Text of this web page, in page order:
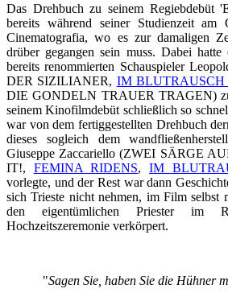
Das Drehbuch zu seinem Regiebdebüt
bereits während seiner Studienzeit am
Cinematografia, wo es zur damaligen
drüber gegangen sein muss. Dabei hatte
bereits renommierten Schauspieler
DER SIZILIANER, IM BLUTRAUSCH
DIE GONDELN TRAUER TRAGEN)
seinem Kinofilmdebüt schließlich so
war von dem fertiggestellten Drehbuch
dieses sogleich dem
Giuseppe Zaccariello (ZWEI SÄRGE
IT!, FEMINA RIDENS,IM
vorlegte, und der Rest war dann
sich Trieste nicht nehmen, im Film selbst
den eigentümlichen Priester im
Hochzeitszeremonie verkörpert.
"Sagen Sie, haben Sie die Hühner